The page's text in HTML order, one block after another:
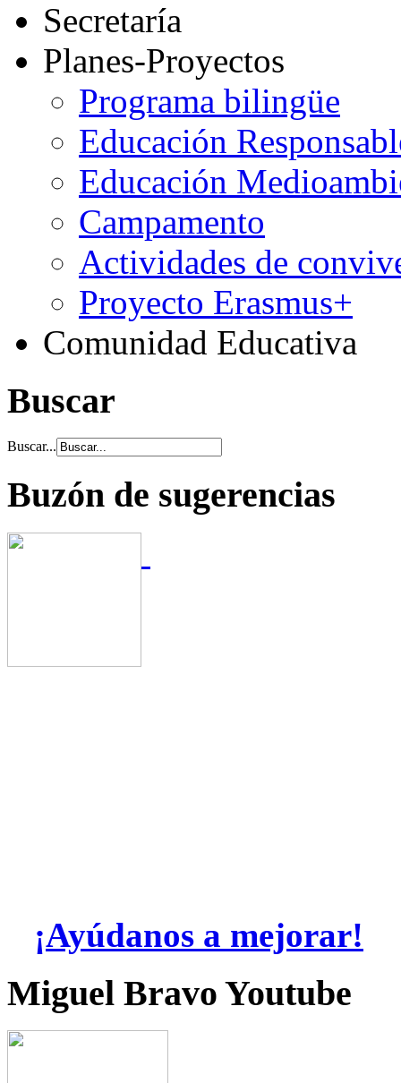
Secretaría
Planes-Proyectos
Programa bilingüe
Educación
Educación
Campamento
Actividades de
Proyecto Erasmus+
Comunidad Educativa
Buscar
Buscar...
Buzón de sugerencias
¡Ayúdanos a mejorar!
Miguel Bravo Youtube